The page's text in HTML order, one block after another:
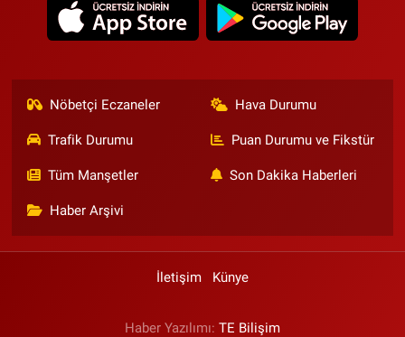
Nöbetçi Eczaneler Hava Durumu
Trafik Durumu Puan Durumu ve Fikstür
Tüm Manşetler Son Dakika Haberleri
Haber Arşivi
İletişim Künye
Haber Yazılımı: TE Bilişim